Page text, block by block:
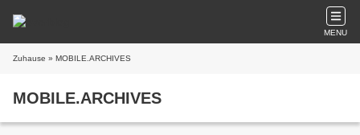
MENU
Zuhause » MOBILE.ARCHIVES
MOBILE.ARCHIVES